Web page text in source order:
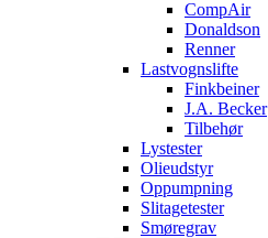
CompAir
Donaldson
Renner
Lastvognslifte
Finkbeiner
J.A. Becker
Tilbehør
Lystester
Olieudstyr
Oppumpning
Slitagetester
Smøregrav